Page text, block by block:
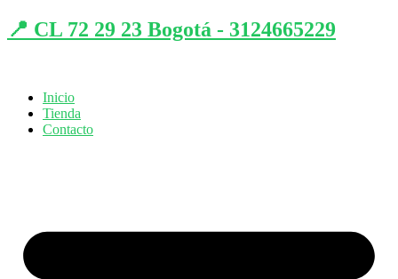
📍 CL 72 29 23 Bogotá - 3124665229
Inicio
Tienda
Contacto